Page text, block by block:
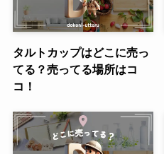
タルトカップはどこに売っ
てる？売ってる場所はコ
コ！